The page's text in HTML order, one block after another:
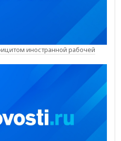
иностранной рабочей